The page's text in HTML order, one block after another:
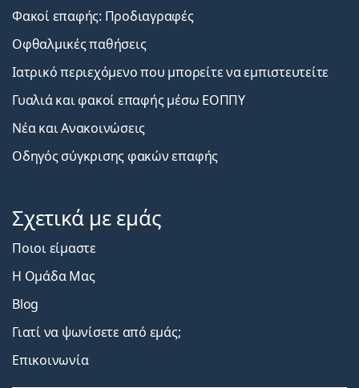
Φακοί επαφής: Προδιαγραφές
Οφθαλμικές παθήσεις
Ιατρικό περιεχόμενο που μπορείτε να εμπιστευτείτε
Γυαλιά και φακοί επαφής μέσω ΕΟΠΠΥ
Νέα και Ανακοινώσεις
Οδηγός σύγκρισης φακών επαφής
Σχετικά με εμάς
Ποιοι είμαστε
Η Ομάδα Μας
Blog
Γιατί να ψωνίσετε από εμάς;
Επικοινωνία